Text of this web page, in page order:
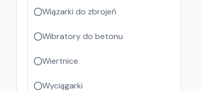
Wiązarki do zbrojeń
Wibratory do betonu
Wiertnice
Wyciągarki